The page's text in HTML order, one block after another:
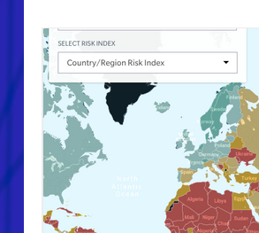
Filmes
Produções Comunicação
Museu Nacional Cursos de